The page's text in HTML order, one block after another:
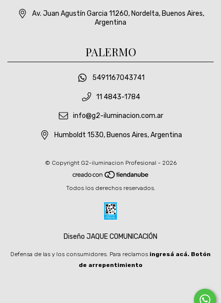
Av. Juan Agustín Garcia 11260, Nordelta, Buenos Aires,
Argentina
PALERMO
5491167043741
11 4843-1784
info@g2-iluminacion.com.ar
Humboldt 1530, Buenos Aires, Argentina
© Copyright G2-iluminacion Profesional - 2026
Todos los derechos reservados.
Diseño JAQUE COMUNICACIÓN
Defensa de las y los consumidores. Para reclamos ingresá acá. Botón
de arrepentimiento